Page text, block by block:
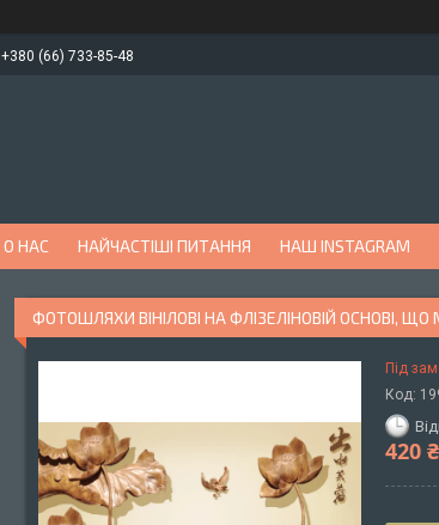
+380 (66) 733-85-48
О НАС НАЙЧАСТІШІ ПИТАННЯ НАШ INSTAGRAM
ФОТОШЛЯХИ ВІНІЛОВІ НА ФЛІЗЕЛІНОВІЙ ОСНОВІ,
Під
Код:
420